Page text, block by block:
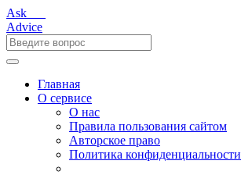
Ask___
Advice
Главная
О сервисе
О нас
Правила пользования сайтом
Авторское право
Политика конфиденциальности